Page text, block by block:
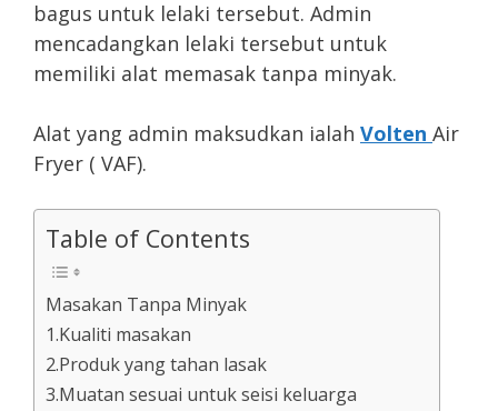
bagus untuk lelaki tersebut. Admin
mencadangkan lelaki tersebut untuk
memiliki alat memasak tanpa minyak.
Alat yang admin maksudkan ialah Volten Air
Fryer ( VAF).
Table of Contents
Masakan Tanpa Minyak
1.Kualiti masakan
2.Produk yang tahan lasak
3.Muatan sesuai untuk seisi keluarga